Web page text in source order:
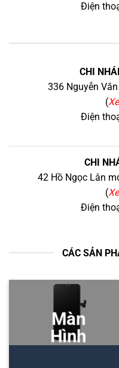
Điện
CHI
336 Nguyễn
(
Điện
CHI
42 Hồ Ngọc Lân
(
Điện
CÁC SẢN
Màn
Hình